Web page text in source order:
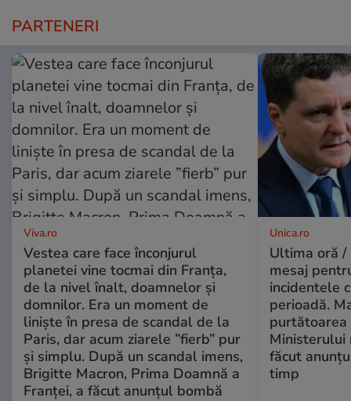
PARTENERI
Viva.ro
Vestea care face înconjurul
planetei vine tocmai din Franța,
de la nivel înalt, doamnelor și
domnilor. Era un moment de
liniște în presa de scandal de la
Paris, dar acum ziarele ”fierb” pur
și simplu. După un scandal imens,
Brigitte Macron, Prima Doamnă a
Franței, a făcut anunțul bombă
Unica.ro
Ultima oră /
mesaj
incidentele
perioadă.
purtătoarea
Ministerului
făcut
timp